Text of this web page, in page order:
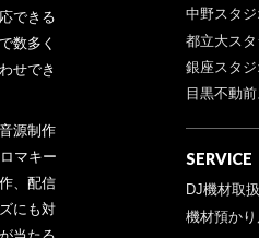
できる
数多く
せでき
源制作
マキー
、配信
にも対
中野スタジ
都立大スタ
銀座スタジ
目黒不動
SERVICE
DJ機材取
機材預か